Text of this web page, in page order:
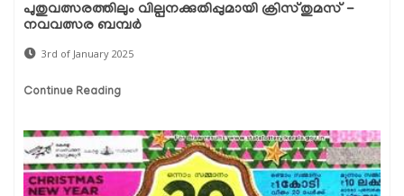
പുതുവത്സരത്തിലും വില്പനക്കുതിപ്പുമായി ക്രിസ്തുമസ് -
നവവത്സര ബമ്പർ
3rd of January 2025
Continue Reading